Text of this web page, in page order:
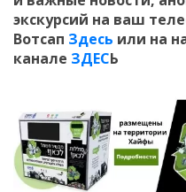
экскурсий на ваш
Вотсап Здесь или на
канале ЗДЕСЬ